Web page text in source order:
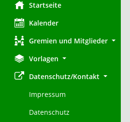
Startseite
Kalender
Gremien und Mitglieder
Vorlagen
Datenschutz/Kontakt
Impressum
Datenschutz